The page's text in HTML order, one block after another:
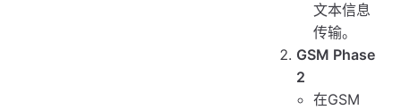
文本信息
传输。
GSM Phase
2
在GSM